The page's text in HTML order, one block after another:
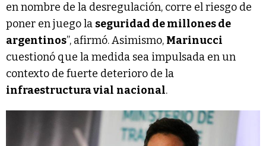
en nombre de la desregulación, corre el riesgo de
poner en juego la seguridad de millones de
argentinos”, afirmó. Asimismo, Marinucci
cuestionó que la medida sea impulsada en un
contexto de fuerte deterioro de la
infraestructura vial nacional.